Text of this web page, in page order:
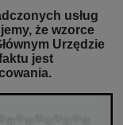
usług
że wzorce
Urzędzie
jest